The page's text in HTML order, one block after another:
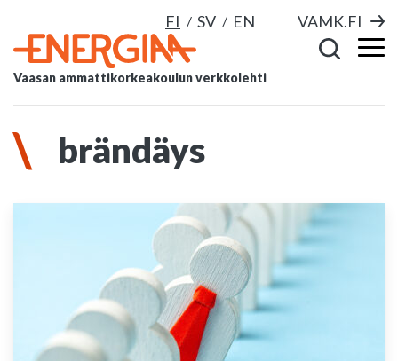
FI SV EN VAMK.FI
Vaasan ammattikorkeakoulun verkkolehti
brändäys